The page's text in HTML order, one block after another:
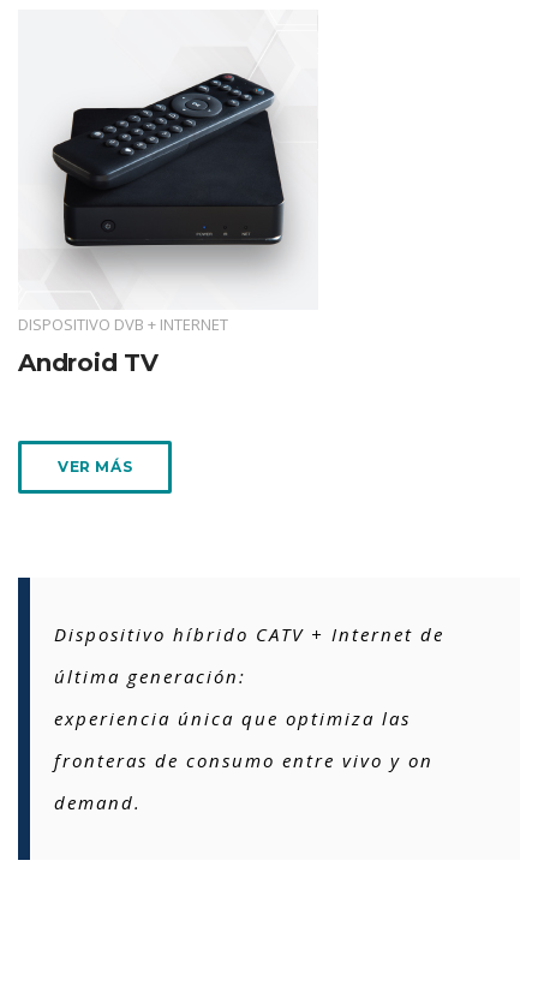
DISPOSITIVO DVB + INTERNET
Android TV
VER MÁS
Dispositivo híbrido CATV + Internet de
última generación:
experiencia única que optimiza las
fronteras de consumo entre vivo y on
demand.